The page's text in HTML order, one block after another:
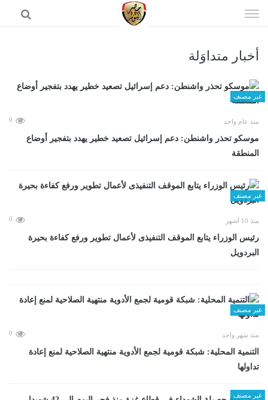
الى
أخبار متداوَلة
غير مصنف
منذ عام واحد 0
موسكو تحذر واشنطن: دعم إسرائيل تصعيد خطير يهدد بتفجير أوضاع
المنطقة
غير مصنف
منذ 10 أشهر 0
رئيس الوزراء يتابع الموقف التنفيذى لأعمال تطوير ورفع كفاءة بحيرة
البردويل
غير مصنف
منذ شهر واحد 0
التنمية المحلية: شبكة قومية لجمع الأدوية منتهية الصلاحية لمنع إعادة
تداولها
غير مصنف